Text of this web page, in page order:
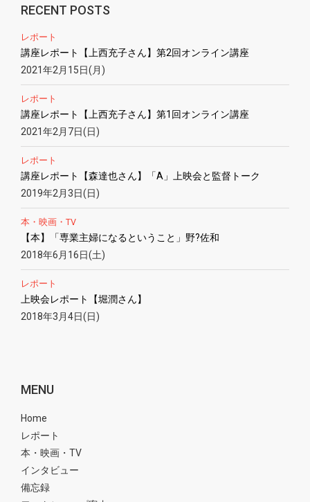
RECENT POSTS
レポート
講座レポート【上西充子さん】第2回オンライン講座
2021年2月15日(月)
レポート
講座レポート【上西充子さん】第1回オンライン講座
2021年2月7日(日)
レポート
講座レポート【森達也さん】「A」上映会と監督トーク
2019年2月3日(日)
本・映画・TV
【本】「専業主婦になるということ」野?佐和
2018年6月16日(土)
レポート
上映会レポート【堀潤さん】
2018年3月4日(日)
MENU
Home
レポート
本・映画・TV
インタビュー
備忘録